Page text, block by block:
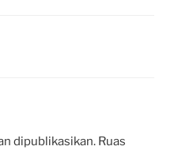
dipublikasikan. Ruas